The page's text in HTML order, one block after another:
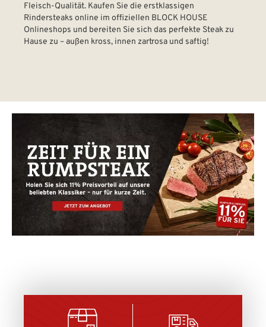
Fleisch-Qualität. Kaufen Sie die erstklassigen
Rindersteaks online im offiziellen BLOCK HOUSE
Onlineshops und bereiten Sie sich das perfekte Steak zu
Hause zu – außen kross, innen zartrosa und saftig!